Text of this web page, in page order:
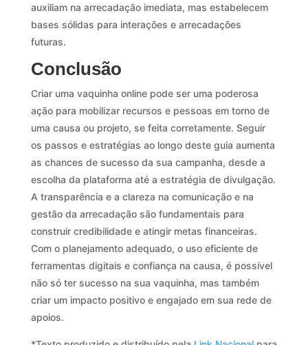
auxiliam na arrecadação imediata, mas estabelecem
bases sólidas para interações e arrecadações
futuras.
Conclusão
Criar uma vaquinha online pode ser uma poderosa
ação para mobilizar recursos e pessoas em torno de
uma causa ou projeto, se feita corretamente. Seguir
os passos e estratégias ao longo deste guia aumenta
as chances de sucesso da sua campanha, desde a
escolha da plataforma até a estratégia de divulgação.
A transparência e a clareza na comunicação e na
gestão da arrecadação são fundamentais para
construir credibilidade e atingir metas financeiras.
Com o planejamento adequado, o uso eficiente de
ferramentas digitais e confiança na causa, é possível
não só ter sucesso na sua vaquinha, mas também
criar um impacto positivo e engajado em sua rede de
apoios.